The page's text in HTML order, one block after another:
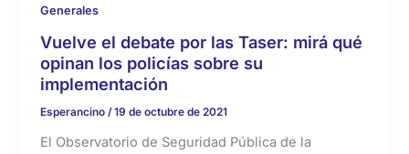
Generales
Vuelve el debate por las Taser: mirá qué
opinan los policías sobre su
implementación
Esperancino /19 de octubre de 2021
El Observatorio de Seguridad Pública de la